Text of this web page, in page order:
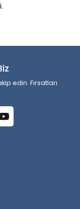
edin. Fırsatları